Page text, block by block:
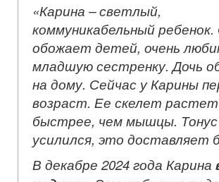
«Карина – светлый,
коммуникабельный
обожает детей, очень
младшую сестренку. Дочь
на дому. Сейчас у Карины
возраст. Ее скелет растет
быстрее, чем мышцы. Тонус
усилился, это доставляет
В декабре 2024 года Карина